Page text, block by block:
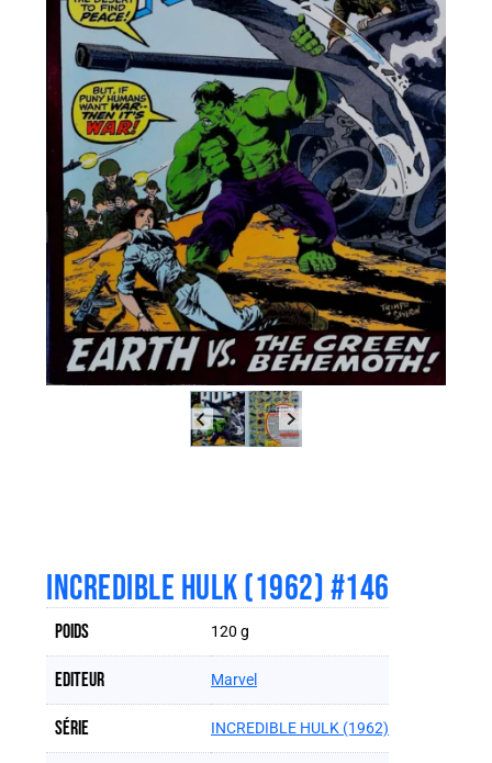
INCREDIBLE HULK (1962) #146
Poids 120 g
Editeur Marvel
Série INCREDIBLE HULK (1962)